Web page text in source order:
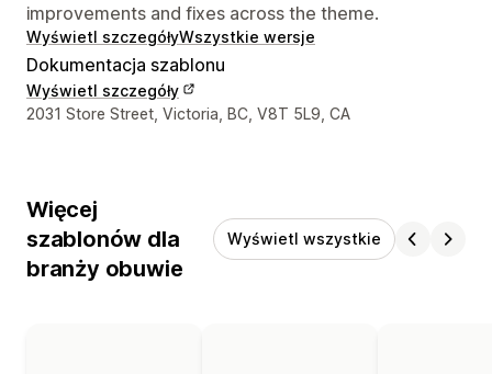
improvements and fixes across the theme.
Wyświetl szczegółyWszystkie wersje
Dokumentacja szablonu
Wyświetl szczegóły
Dane kontaktowe projektanta
2031 Store Street, Victoria, BC, V8T 5L9, CA
Więcej
szablonów dla
branży obuwie
Wyświetl wszystkie